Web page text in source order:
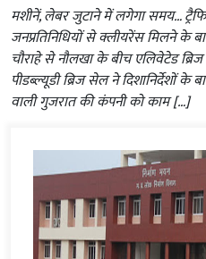
मशीनें, लेबर जुटाने में लगेगा समय…
जनप्रतिनिधियों से क्लीयरेंस मिलने के
चौराहे से नौलखा के बीच एलिवेटेड
पीडब्ल्यूडी ब्रिज सेल ने दिशानिर्देशों
वाली गुजरात की कंपनी को काम […]